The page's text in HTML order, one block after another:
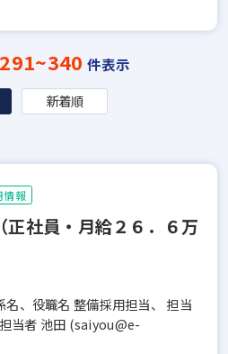
291~340 件表示
新着順
情報
社員・月給２６．６万
、役職名 整備採用担当、 担当
当者 池田 (saiyou@e-